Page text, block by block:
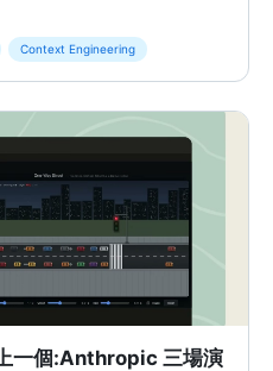
Context Engineering
一個:Anthropic 三場演